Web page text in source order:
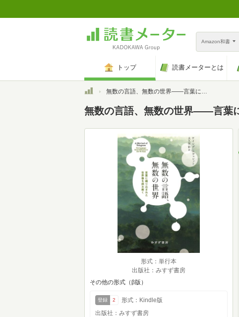
Amazon和書
トップ 読書メーターとは
トップ無数の言語、無数の世界――言葉に織り込まれた世界像を読み解く
無数の言語、無数の世界――言葉
形式：単行本
出版社：みすず書房
その他の形式（β版）
登録 2
形式：Kindle版
出版社：みすず書房